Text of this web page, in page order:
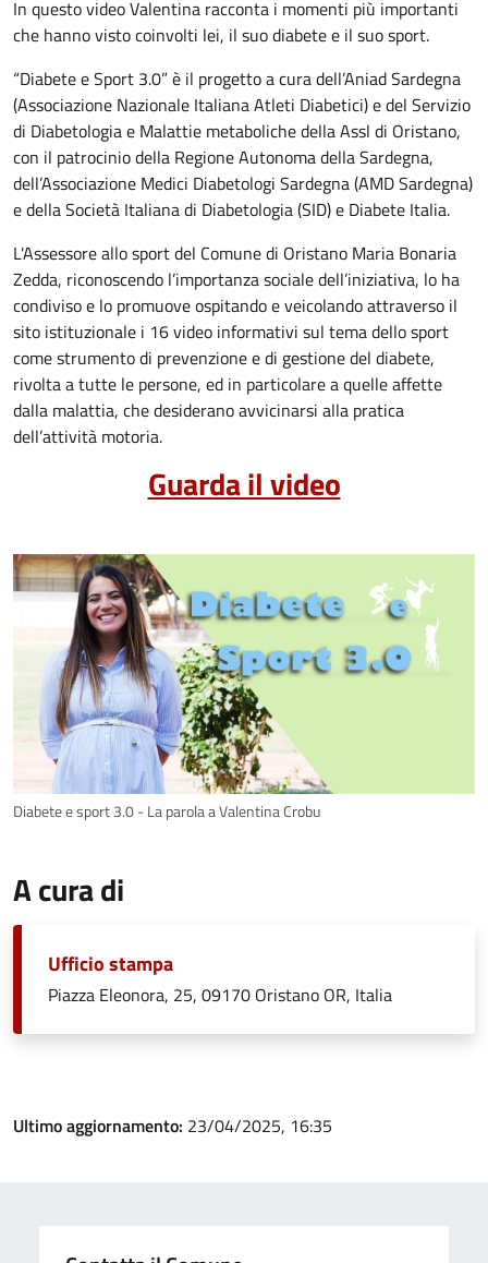
In questo video Valentina racconta i momenti più importanti
che hanno visto coinvolti lei, il suo diabete e il suo sport.
“Diabete e Sport 3.0” è il progetto a cura dell’Aniad Sardegna
(Associazione Nazionale Italiana Atleti Diabetici) e del Servizio
di Diabetologia e Malattie metaboliche della Assl di Oristano,
con il patrocinio della Regione Autonoma della Sardegna,
dell’Associazione Medici Diabetologi Sardegna (AMD Sardegna)
e della Società Italiana di Diabetologia (SID) e Diabete Italia.
L'Assessore allo sport del Comune di Oristano Maria Bonaria
Zedda, riconoscendo l’importanza sociale dell’iniziativa, lo ha
condiviso e lo promuove ospitando e veicolando attraverso il
sito istituzionale i 16 video informativi sul tema dello sport
come strumento di prevenzione e di gestione del diabete,
rivolta a tutte le persone, ed in particolare a quelle affette
dalla malattia, che desiderano avvicinarsi alla pratica
dell’attività motoria.
Guarda il video
Diabete e sport 3.0 - La parola a Valentina Crobu
A cura di
Ufficio stampa
Piazza Eleonora, 25, 09170 Oristano OR, Italia
Ultimo aggiornamento: 23/04/2025, 16:35